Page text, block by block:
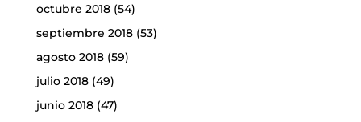
octubre 2018(54)
septiembre 2018(53)
agosto 2018(59)
julio 2018(49)
junio 2018(47)